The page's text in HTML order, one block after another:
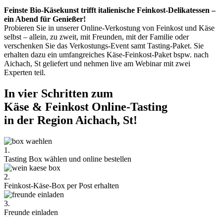
Feinste Bio-Käsekunst trifft italienische Feinkost-Delikatessen –
ein Abend für Genießer!
Probieren Sie in unserer Online-Verkostung von Feinkost und Käse
selbst – allein, zu zweit, mit Freunden, mit der Familie oder
verschenken Sie das Verkostungs-Event samt Tasting-Paket. Sie
erhalten dazu ein umfangreiches Käse-Feinkost-Paket bspw. nach
Aichach, St geliefert und nehmen live am Webinar mit zwei
Experten teil.
In vier Schritten zum
Käse & Feinkost Online-Tasting
in der Region Aichach, St!
1.
Tasting Box wählen und online bestellen
2.
Feinkost-Käse-Box per Post erhalten
3.
Freunde einladen